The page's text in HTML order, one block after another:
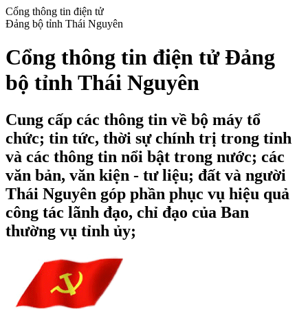
Cổng thông tin điện tử
Đảng bộ tỉnh Thái Nguyên
Cổng thông tin điện tử Đảng
bộ tỉnh Thái Nguyên
Cung cấp các thông tin về bộ máy tổ
chức; tin tức, thời sự chính trị trong tỉnh
và các thông tin nổi bật trong nước; các
văn bản, văn kiện - tư liệu; đất và người
Thái Nguyên góp phần phục vụ hiệu quả
công tác lãnh đạo, chỉ đạo của Ban
thường vụ tỉnh ủy;